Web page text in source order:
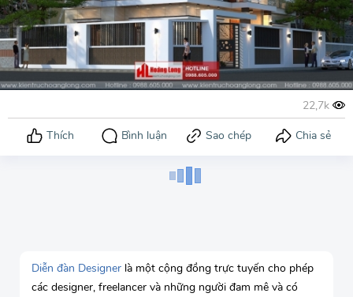
Diễn đàn Designer là một cộng đồng trực tuyến cho phép
các designer, freelancer và những người đam mê và có